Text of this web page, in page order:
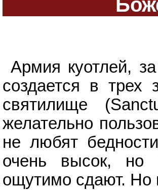
Армия куотлей,
создается в трех
святилище
желательно
не любят
очень высок, но
ощутимо сдают. Но